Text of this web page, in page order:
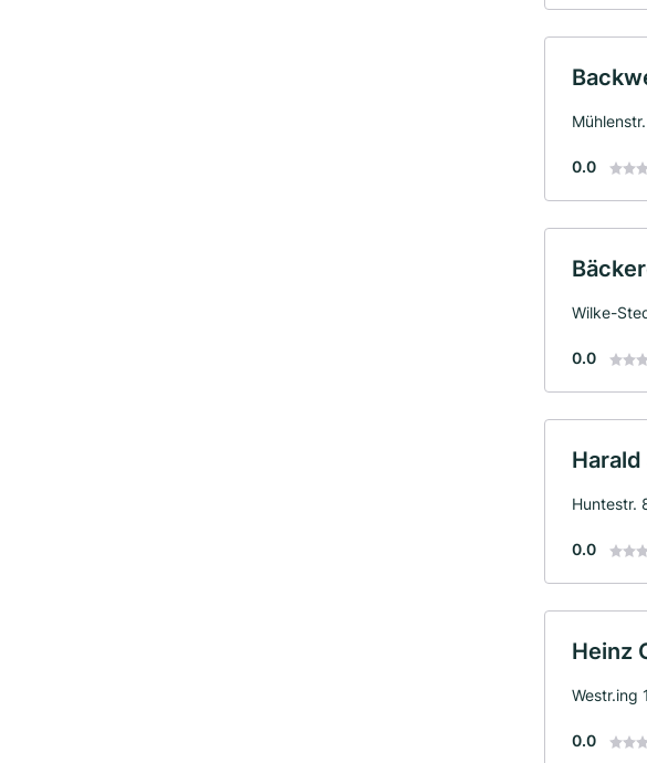
0.0
Wilke-
0.0
Huntestr.
0.0
Heinz
Westr.ing
0.0